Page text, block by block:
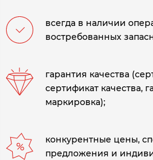
всегда в наличии
востребованных
гарантия качества
сертификат качества,
маркировка);
конкурентные цены,
предложения и